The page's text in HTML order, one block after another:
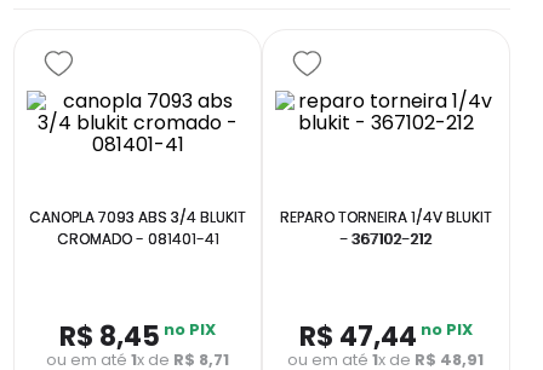
CANOPLA 7093 ABS 3/4 BLUKIT
CROMADO - 081401-41
R$ 8,45 no PIX
ou em até1x de R$ 8,71
REPARO TORNEIRA 1/4V BLUKIT
- 367102-212
R$ 47,44 no PIX
ou em até1x de R$ 48,91